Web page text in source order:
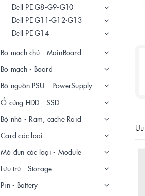
Dell PE G8-G9-G10
Dell PE G11-G12-G13
Dell PE G14
Bo mạch chủ - MainBoard
Bo mạch - Board
Bộ nguồn PSU – PowerSupply
Ổ cứng HDD - SSD
Bộ nhớ - Ram, cache Raid
Card các loại
Mô đun các loại - Module
Lưu trữ - Storage
Pin - Battery